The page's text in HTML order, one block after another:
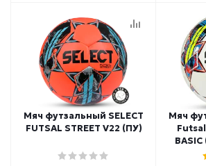
Мяч футзальный SELECT
FUTSAL STREET V22 (ПУ)
Мяч